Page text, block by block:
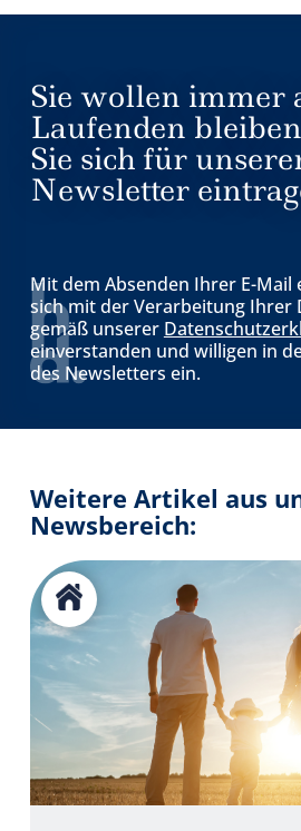
Sie wollen immer
Laufenden
Sie sich für
Newsletter
Mit dem Absenden Ihrer E-Mail
sich mit der Verarbeitung Ihrer
gemäß unserer
einverstanden und willigen in
des Newsletters ein.
Weitere Artikel aus
Newsbereich: